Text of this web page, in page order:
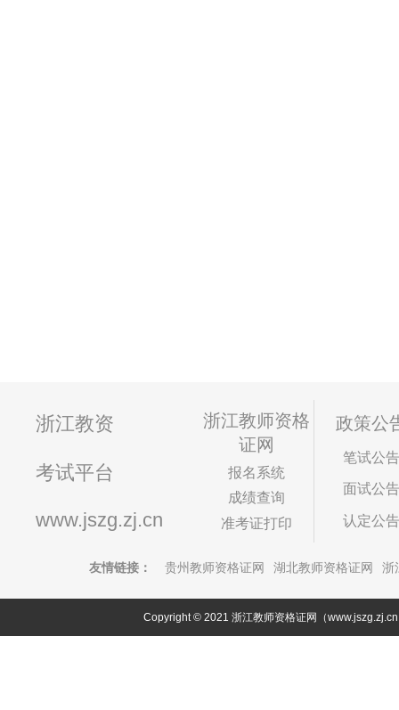
浙江教资
考试平台
www.jszg.zj.cn
浙江教师资格
证网
报名系统
成绩查询
准考证打印
政策公
笔试公告
面试公告
认定公告
友情链接： 贵州教师资格证网 湖北教师资格证网 浙
Copyright © 2021 浙江教师资格证网（